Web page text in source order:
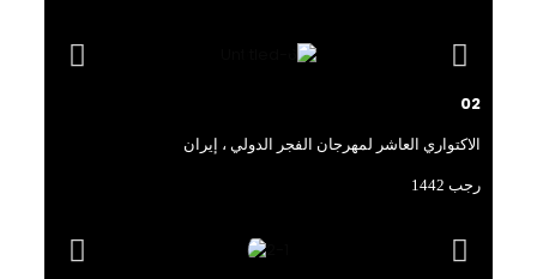
02
الاكتواري العاشر لمهرجان الفجر الدولي ، إيران
رجب 1442